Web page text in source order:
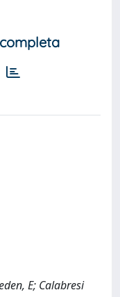
E; Calabresi